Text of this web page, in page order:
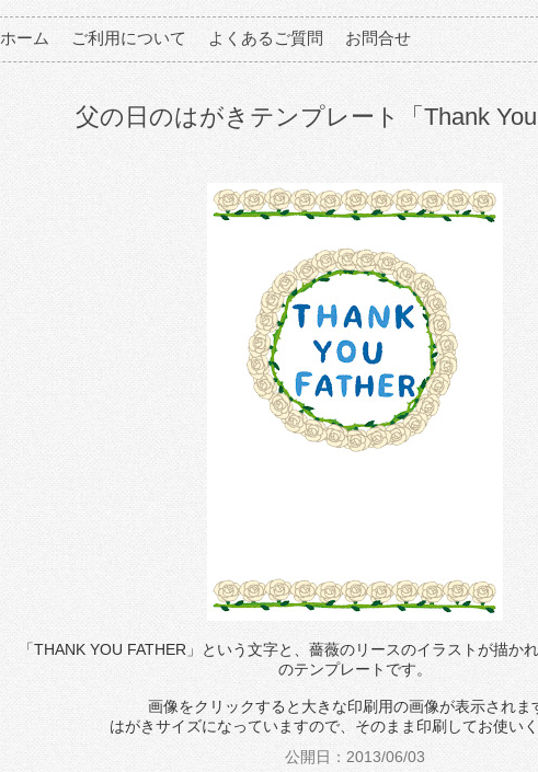
ホーム ご利用について よくあるご質問 お問合せ
父の日のはがきテンプレート「Thank
「THANK YOU FATHER」という文字と、薔薇のリースのイラストが描か
のテンプレートです。
画像をクリックすると大きな印刷用の画像が表示されま
はがきサイズになっていますので、そのまま印刷してお使いく
公開日：2013/06/03